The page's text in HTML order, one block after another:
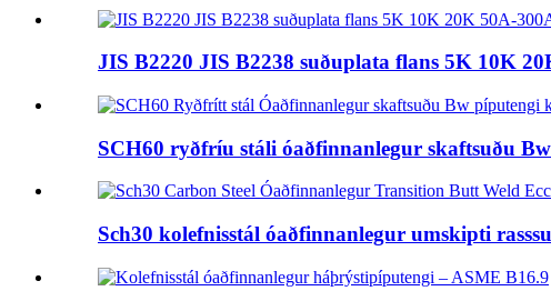
JIS B2220 JIS B2238 suðuplata flans 5K 10K
SCH60 ryðfríu stáli óaðfinnanlegur skaftsuðu
Sch30 kolefnisstál óaðfinnanlegur umskipti